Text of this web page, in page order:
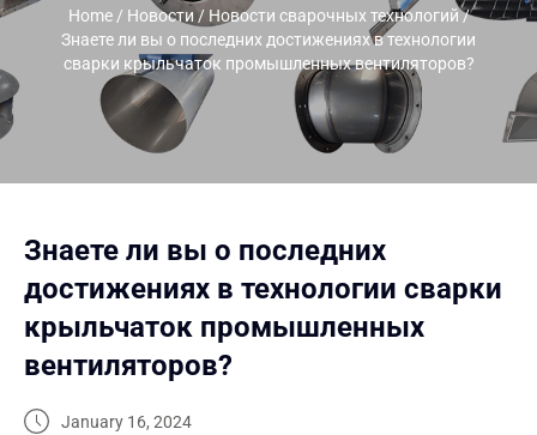
Home/ Новости/ Новости сварочных технологий/
Знаете ли вы о последних достижениях в технологии
сварки крыльчаток промышленных вентиляторов?
Знаете ли вы о последних
достижениях в технологии сварки
крыльчаток промышленных
вентиляторов?
January 16, 2024